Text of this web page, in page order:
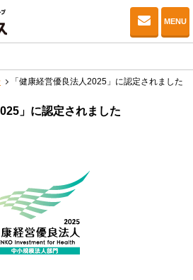
お問
MENU
「健康経営優良法人2025」に認定されました
」に認定されました